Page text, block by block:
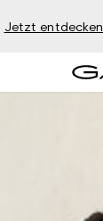
Jetzt entdecken